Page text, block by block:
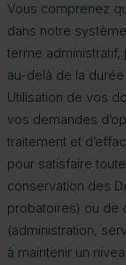
Vous comprenez
dans notre
terme
au-delà de la
Utilisation de vos
vos demandes
traitement et
pour satisfaire
conservation des
probatoires) ou de
(administration,
à maintenir un